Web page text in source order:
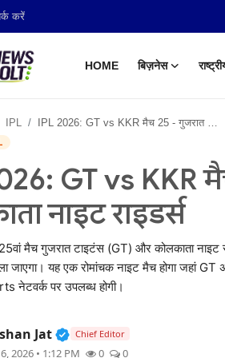
करें
HOME बिज़नेस
IPL IPL 2026: GT vs KKR मैच 25 - गुजरात टाइटंस बनाम कोलकाता नाइट राइडर्स
GT vs KKR
नाइट राइडर्स
मैच गुजरात टाइटंस (GT) और कोलकाता
जाएगा। यह एक रोमांचक नाइट मैच होगा जहां
नेटवर्क पर उपलब्ध होगी।
Jat Verified Public Figure •
Chief Editor
2026 • 1:12 PM 0 0